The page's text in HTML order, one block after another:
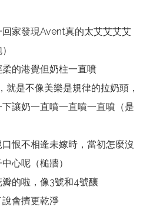
家發現Avent真的太艾艾艾艾
的港覺但奶柱一直噴
就是不像美樂是規律的拉奶頭，
讓奶一直噴一直噴一直噴（是
恨不相逄未嫁時，當初怎麼沒
心呢（槌牆）
的啦，像3號和4號釀
會擠更乾淨